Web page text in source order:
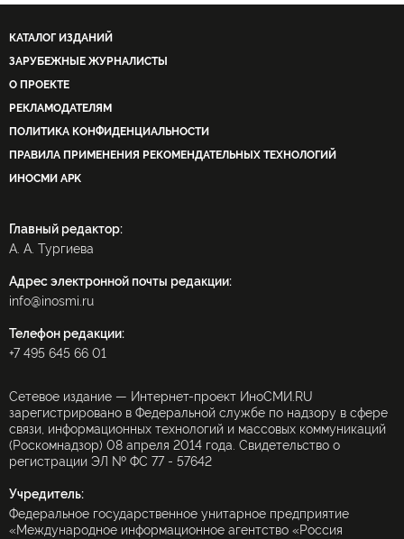
КАТАЛОГ ИЗДАНИЙ
ЗАРУБЕЖНЫЕ ЖУРНАЛИСТЫ
О ПРОЕКТЕ
РЕКЛАМОДАТЕЛЯМ
ПОЛИТИКА КОНФИДЕНЦИАЛЬНОСТИ
ПРАВИЛА ПРИМЕНЕНИЯ РЕКОМЕНДАТЕЛЬНЫХ ТЕХНОЛОГИЙ
ИНОСМИ APK
Главный редактор:
А. А. Тургиева
Адрес электронной почты редакции:
info@inosmi.ru
Телефон редакции:
+7 495 645 66 01
Сетевое издание — Интернет-проект ИноСМИ.RU
зарегистрировано в Федеральной службе по надзору в сфере
связи, информационных технологий и массовых коммуникаций
(Роскомнадзор) 08 апреля 2014 года. Свидетельство о
регистрации ЭЛ № ФС 77 - 57642
Учредитель:
Федеральное государственное унитарное предприятие
«Международное информационное агентство «Россия